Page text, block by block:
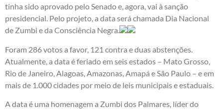
tinha sido aprovado pelo Senado e, agora, vai à sanção
presidencial. Pelo projeto, a data será chamada Dia Nacional
de Zumbi e da Consciência Negra.
Foram 286 votos a favor, 121 contra e duas abstenções.
Atualmente, a data é feriado em seis estados – Mato Grosso,
Rio de Janeiro, Alagoas, Amazonas, Amapá e São Paulo – e em
mais de 1.000 cidades por meio de leis municipais e estaduais.
A data é uma homenagem a Zumbi dos Palmares, líder do